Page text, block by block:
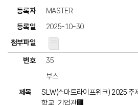
MASTER
2025-10-30
35
부스
SLW(스마트라이프위크) 2025 주
학교, 기업관🏢